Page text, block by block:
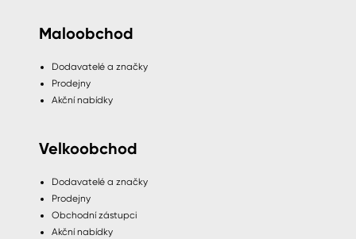
Maloobchod
Dodavatelé a značky
Prodejny
Akční nabídky
Velkoobchod
Dodavatelé a značky
Prodejny
Obchodní zástupci
Akční nabídky